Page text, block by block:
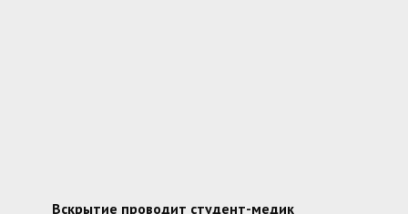
Вскрытие проводит студент-медик